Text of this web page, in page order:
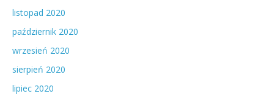
listopad 2020
październik 2020
wrzesień 2020
sierpień 2020
lipiec 2020